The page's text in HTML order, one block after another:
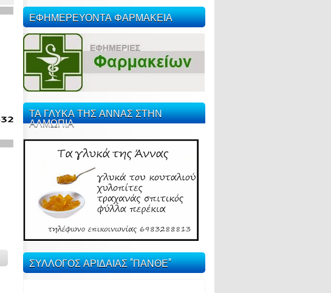
ΕΦΗΜΕΡΕΥΟΝΤΑ ΦΑΡΜΑΚΕΙΑ
ΤΑ ΓΛΥΚΑ ΤΗΣ ΑΝΝΑΣ ΣΤΗΝ
ΑΛΜΩΠΙΑ
ΣΥΛΛΟΓΟΣ ΑΡΙΔΑΙΑΣ "ΠΑΝΘΕ"